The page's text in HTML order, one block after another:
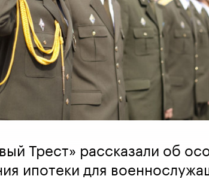
Трест» рассказали об
ипотеки для